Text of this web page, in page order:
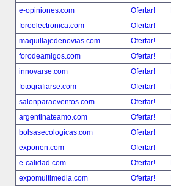
e-opiniones.com
Ofertar!
foroelectronica.com
Ofertar!
maquillajedenovias.com
Ofertar!
forodeamigos.com
Ofertar!
innovarse.com
Ofertar!
fotografiarse.com
Ofertar!
salonparaeventos.com
Ofertar!
argentinateamo.com
Ofertar!
bolsasecologicas.com
Ofertar!
exponen.com
Ofertar!
e-calidad.com
Ofertar!
expomultimedia.com
Ofertar!